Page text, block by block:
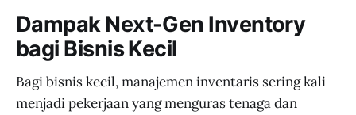
Dampak Next-Gen Inventory
bagi Bisnis Kecil
Bagi bisnis kecil, manajemen inventaris sering kali
menjadi pekerjaan yang menguras tenaga dan